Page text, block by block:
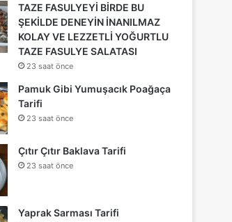
TAZE FASULYEYİ BİRDE BU
ŞEKİLDE DENEYİN İNANILMAZ
KOLAY VE LEZZETLİ YOĞURTLU
TAZE FASULYE SALATASI
23 saat önce
Pamuk Gibi Yumuşacık Poağaça
Tarifi
23 saat önce
Çıtır Çıtır Baklava Tarifi
23 saat önce
Yaprak Sarması Tarifi